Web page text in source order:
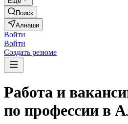
Поиск
Алнаши
Войти
Войти
Создать резюме
Работа и
по профессии в